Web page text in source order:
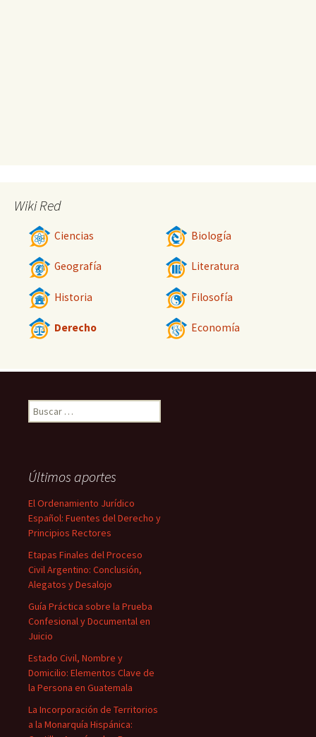
Wiki Red
Ciencias Biología
Geografía Literatura
Historia Filosofía
Derecho Economía
Buscar:
Últimos aportes
El Ordenamiento Jurídico
Español: Fuentes del Derecho y
Principios Rectores
Etapas Finales del Proceso
Civil Argentino: Conclusión,
Alegatos y Desalojo
Guía Práctica sobre la Prueba
Confesional y Documental en
Juicio
Estado Civil, Nombre y
Domicilio: Elementos Clave de
la Persona en Guatemala
La Incorporación de Territorios
a la Monarquía Hispánica: